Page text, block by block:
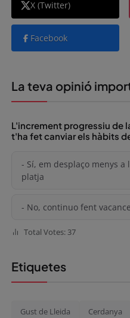
X (Twitter)
Facebook
La teva opinió
L'increment progressiu de
t'ha fet canviar els hàbits
- Sí, em desplaço menys a
platja
- No, continuo fent
Total Votes: 37
Etiquetes
Gust de Lleida Cerdanya